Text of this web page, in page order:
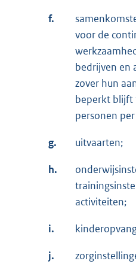
f.
voor de
bedrijven en
zover hun
beperkt blijft
personen
g. uitvaarten;
h.
activiteiten;
i.
j.